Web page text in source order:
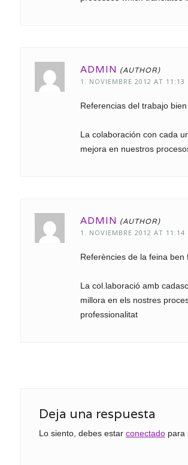
ADMIN
1. NOVIEMBRE 2012 AT 11:13
Referencias del trabajo
La colaboración con cada
mejora en nuestros
ADMIN
1. NOVIEMBRE 2012 AT 11:14
Referències de la feina ben
La col.laboració amb
millora en els nostres
professionalitat
Deja una respuesta
Lo siento, debes estar conectadopara